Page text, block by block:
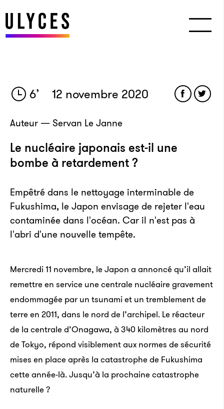
6’ 12 novembre 2020
Auteur — Servan Le Janne
Le nucléaire japonais est-il une
bombe à retardement ?
Empêtré dans le nettoyage interminable de
Fukushima, le Japon envisage de rejeter l'eau
contaminée dans l'océan. Car il n'est pas à
l'abri d'une nouvelle tempête.
Mercredi 11 novembre, le Japon a annoncé qu’il allait
remettre en service une centrale nucléaire gravement
endommagée par un tsunami et un tremblement de
terre en 2011, dans le nord de l’archipel. Le réacteur
de la centrale d’Onagawa, à 340 kilomètres au nord
de Tokyo, répond visiblement aux normes de sécurité
mises en place après la catastrophe de Fukushima
cette année-là. Jusqu’à la prochaine catastrophe
naturelle ?